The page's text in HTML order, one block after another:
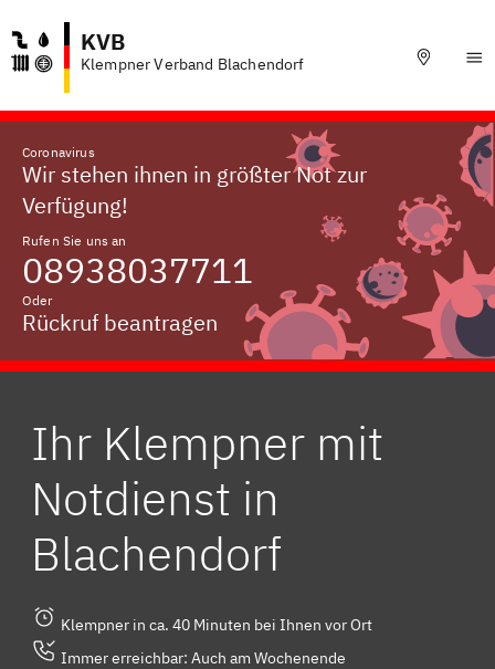
KVB
Klempner Verband Blachendorf
Coronavirus
Wir stehen ihnen in größter Not zur
Verfügung!
Rufen Sie uns an
08938037711
Oder
Rückruf beantragen
Ihr Klempner mit
Notdienst in
Blachendorf
Klempner in ca. 40 Minuten bei Ihnen vor Ort
Immer erreichbar: Auch am Wochenende